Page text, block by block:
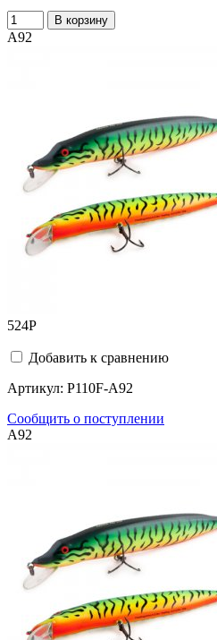
В корзину
A92
524Р
Добавить к сравнению
Артикул: P110F-A92
Сообщить о поступлении
A92